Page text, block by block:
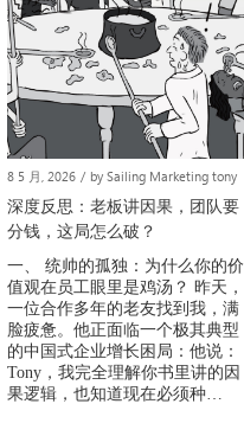
8 5 月, 2026 / by Sailing Marketing tony
深度反思：老板讲因果，团队要
分钱，这局怎么破？
一、 统帅的孤独：为什么你的价
值观在员工眼里是鸡汤？ 昨天，
一位合作多年的老友找到我，满
脸疲惫。他正面临一个极其典型
的中国式企业增长困局：他说：
Tony，我完全理解你书里讲的因
果逻辑，也知道现在必须种…